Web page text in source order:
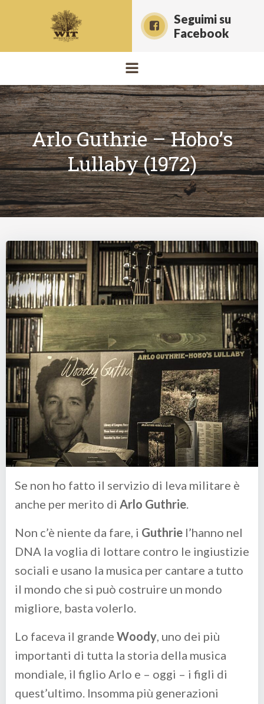
contenuto
Seguimi su
Facebook
Arlo Guthrie – Hobo’s
Lullaby (1972)
Se non ho fatto il servizio di leva militare è
anche per merito di Arlo Guthrie.
Non c’è niente da fare, i Guthrie l’hanno nel
DNA la voglia di lottare contro le ingiustizie
sociali e usano la musica per cantare a tutto
il mondo che si può costruire un mondo
migliore, basta volerlo.
Lo faceva il grande Woody, uno dei più
importanti di tutta la storia della musica
mondiale, il figlio Arlo e – oggi – i figli di
quest’ultimo. Insomma più generazioni